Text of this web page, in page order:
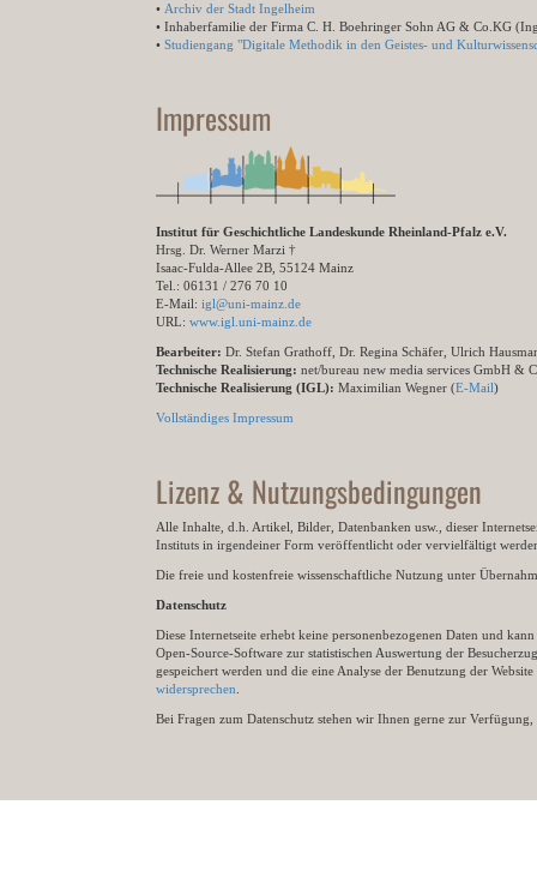
• Archiv der Stadt Ingelheim
• Inhaberfamilie der Firma C. H. Boehringer Sohn AG & Co.KG
• Studiengang "Digitale Methodik in den Geistes- und
Impressum
Institut für Geschichtliche Landeskunde Rheinland-Pfalz e.V.
Hrsg. Dr. Werner Marzi †
Isaac-Fulda-Allee 2B, 55124 Mainz
Tel.: 06131 / 276 70 10
E-Mail: igl@uni-mainz.de
URL: www.igl.uni-mainz.de
Bearbeiter: Dr. Stefan Grathoff, Dr. Regina Schäfer, Ulrich
Technische Realisierung: net/bureau new media services GmbH &
Technische Realisierung (IGL): Maximilian Wegner (E-Mail)
Vollständiges Impressum
Lizenz & Nutzungsbedingungen
Alle Inhalte, d.h. Artikel, Bilder, Datenbanken usw., dieser
Instituts in irgendeiner Form veröffentlicht oder vervielfältigt
Die freie und kostenfreie wissenschaftliche Nutzung unter
Datenschutz
Diese Internetseite erhebt keine personenbezogenen Daten und
Open-Source-Software zur statistischen Auswertung der
gespeichert werden und die eine Analyse der Benutzung der
widersprechen
Bei Fragen zum Datenschutz stehen wir Ihnen gerne zur